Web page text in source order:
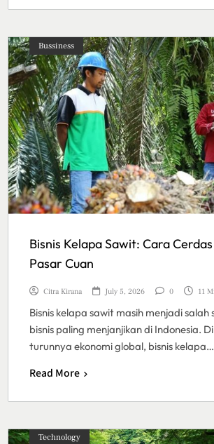
Bussiness
Bisnis Kelapa Sawit: Cara
Pasar Cuan
Citra Kirana July 5, 2026 0 11
Bisnis kelapa sawit masih menjadi salah
bisnis paling menjanjikan di Indonesia.
turunnya ekonomi global, bisnis kelapa…
Read More
Technology